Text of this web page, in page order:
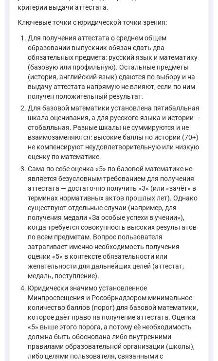
критерии выдачи аттестата.
Ключевые точки с юридической точки зрения:
Для получения аттестата о среднем общем
образовании выпускник обязан сдать два
обязательных предмета: русский язык и математику
(базовую или профильную). Остальные предметы
(история, английский язык) сдаются по выбору и на
выдачу аттестата напрямую не влияют, если по ним
получен положительный результат.
Для базовой математики установлена пятибалльная
шкала оценивания, а для русского языка и истории —
стобалльная. Разные шкалы не суммируются и не
взаимозаменяются: высокие баллы по истории (70+)
не компенсируют неудовлетворительную или низкую
оценку по математике.
Сама по себе оценка «5» по базовой математике не
является безусловным требованием для получения
аттестата — достаточно получить «3» (или «зачёт» в
терминах нормативных актов прошлых лет). Однако
существуют отдельные случаи (например, для
получения медали «За особые успехи в учении»),
когда требуется совокупность высоких результатов
по всем предметам. Вопрос пользователя
затрагивает именно необходимость получения
оценки «5» в контексте обязательности или
желательности для дальнейших целей (аттестат,
медаль, поступление).
Юридически значимо установленное
Минпросвещения и Рособрнадзором минимальное
количество баллов (порог) для базовой математики,
которое даёт право на получение аттестата. Оценка
«5» выше этого порога, а потому её необходимость
должна быть обоснована либо внутренними
правилами образовательной организации (школы),
либо целями пользователя, связанными с